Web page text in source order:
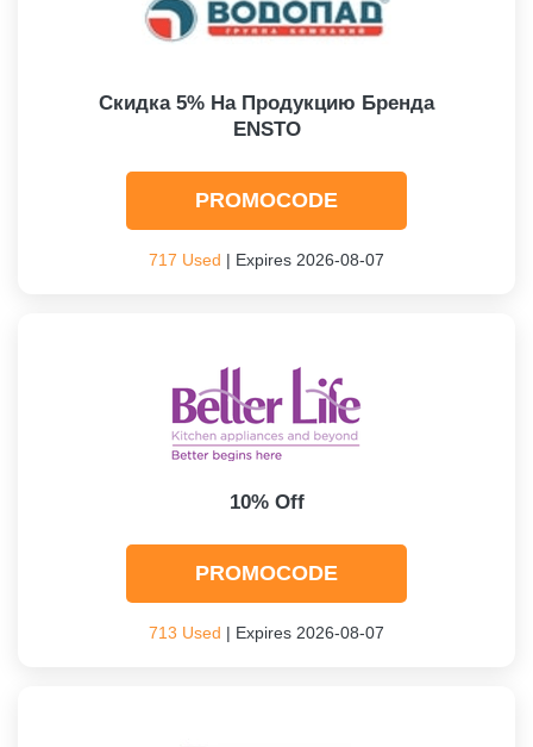
Скидка 5% На Продукцию Бренда
ENSTO
PROMOCODE
717 Used | Expires 2026-08-07
10% Off
PROMOCODE
713 Used | Expires 2026-08-07